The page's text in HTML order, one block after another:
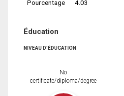
Pourcentage
4.03
Éducation
NIVEAU D'ÉDUCATION
No
certificate/diploma/degree